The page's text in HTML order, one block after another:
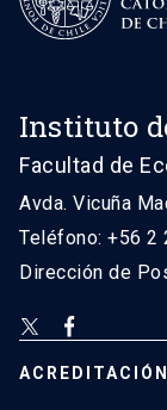
Instituto
Facultad de
Avda. Vicuña
Teléfono: +56 2
Dirección de
ACREDITACIÓN